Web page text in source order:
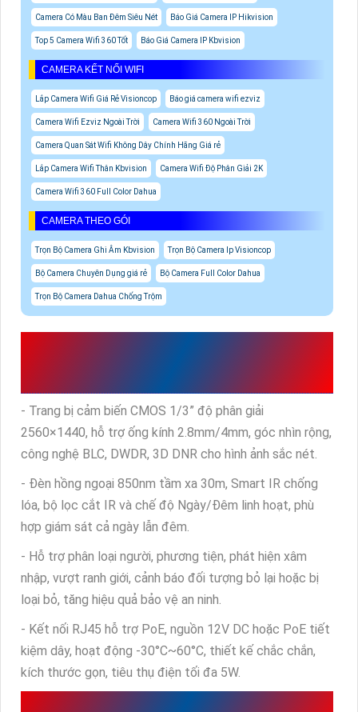
Camera Có Màu Ban Đêm Siêu Nét Báo Giá Camera IP Hikvision
Top 5 Camera Wifi 360 Tốt Báo Giá Camera IP Kbvision
CAMERA KẾT NỐI WIFI
Lắp Camera Wifi Giá Rẻ Visioncop Báo giá camera wifi ezviz
Camera Wifi Ezviz Ngoài Trời Camera Wifi 360 Ngoài Trời
Camera Quan Sát Wifi Không Dây Chính Hãng Giá rẻ
Lắp Camera Wifi Thân Kbvision Camera Wifi Độ Phân Giải 2K
Camera Wifi 360 Full Color Dahua
CAMERA THEO GÓI
Trọn Bộ Camera Ghi Âm Kbvision Trọn Bộ Camera Ip Visioncop
Bộ Camera Chuyên Dụng giá rẻ Bộ Camera Full Color Dahua
Trọn Bộ Camera Dahua Chống Trộm
- Trang bị cảm biến CMOS 1/3” độ phân giải
2560×1440, hỗ trợ ống kính 2.8mm/4mm, góc nhìn rộng,
công nghệ BLC, DWDR, 3D DNR cho hình ảnh sắc nét.
- Đèn hồng ngoại 850nm tầm xa 30m, Smart IR chống
lóa, bộ lọc cắt IR và chế độ Ngày/Đêm linh hoạt, phù
hợp giám sát cả ngày lẫn đêm.
- Hỗ trợ phân loại người, phương tiện, phát hiện xâm
nhập, vượt ranh giới, cảnh báo đối tượng bỏ lại hoặc bị
loại bỏ, tăng hiệu quả bảo vệ an ninh.
- Kết nối RJ45 hỗ trợ PoE, nguồn 12V DC hoặc PoE tiết
kiệm dây, hoạt động -30°C~60°C, thiết kế chắc chắn,
kích thước gọn, tiêu thụ điện tối đa 5W.